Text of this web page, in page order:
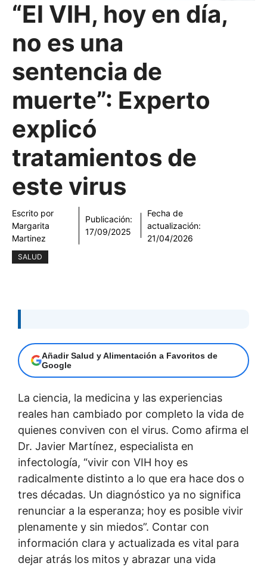
“El VIH, hoy en día,
no es una
sentencia de
muerte”: Experto
explicó
tratamientos de
este virus
Escrito por
Margarita
Martinez
Publicación:
17/09/2025
Fecha de
actualización:
21/04/2026
SALUD
Añadir Salud y Alimentación a Favoritos de
Google
La ciencia, la medicina y las experiencias
reales han cambiado por completo la vida de
quienes conviven con el virus. Como afirma el
Dr. Javier Martínez, especialista en
infectología, “vivir con VIH hoy es
radicalmente distinto a lo que era hace dos o
tres décadas. Un diagnóstico ya no significa
renunciar a la esperanza; hoy es posible vivir
plenamente y sin miedos”. Contar con
información clara y actualizada es vital para
dejar atrás los mitos y abrazar una vida